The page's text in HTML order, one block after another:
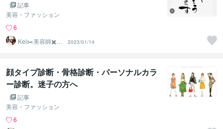
記事
美容・ファッション
6
Kei✂️美容師✖️似
合わせの専門家
2023/01/14
顔タイプ診断・骨格診断・パーソナルカラ
ー診断。迷子の方へ
記事
美容・ファッション
6